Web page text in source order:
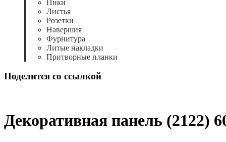
Пики
Листья
Розетки
Навершия
Фурнитура
Литые накладки
Притворные планки
Поделится со ссылкой
Декоративная панель (2122)